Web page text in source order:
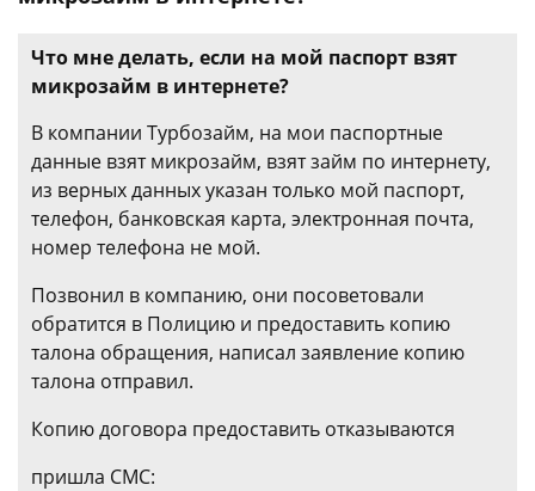
Что мне делать, если на мой паспорт взят
микрозайм в интернете?
В компании Турбозайм, на мои паспортные
данные взят микрозайм, взят займ по интернету,
из верных данных указан только мой паспорт,
телефон, банковская карта, электронная почта,
номер телефона не мой.
Позвонил в компанию, они посоветовали
обратится в Полицию и предоставить копию
талона обращения, написал заявление копию
талона отправил.
Копию договора предоставить отказываются
пришла СМС: